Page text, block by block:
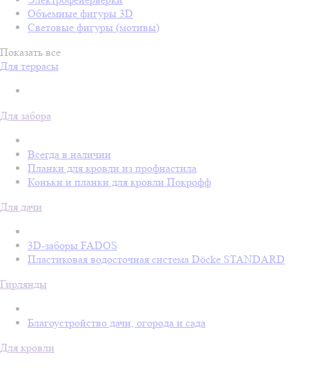
Объемные фигуры 3D
Световые фигуры (мотивы)
Показать все
Для террасы
Для забора
Всегда в наличии
Планки для кровли из профнастила
Коньки и планки для кровли Покрофф
Для дачи
3D-заборы FADOS
Пластиковая водосточная система Döcke STANDARD
Гирлянды
Благоустройство дачи, огорода и сада
Для кровли